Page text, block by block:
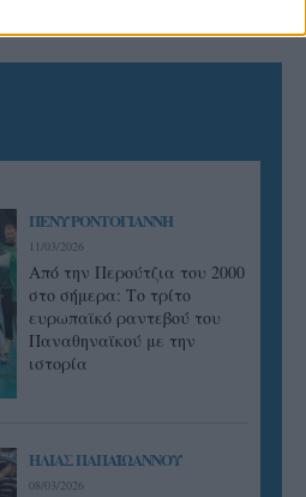
ΠΕΝΥ ΡΟΝΤΟΓΙΑΝΝΗ
11/03/2026
Από την Περούτζια του 2000
στο σήμερα: Tο τρίτο
ευρωπαϊκό ραντεβού του
Παναθηναϊκού με την
ιστορία
ΗΛΙΑΣ ΠΑΠΑΪΩΑΝΝΟΥ
08/03/2026